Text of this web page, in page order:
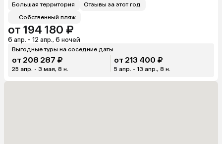
Большая территория
Отзывы за этот год
Собственный пляж
от 194 180 ₽
6 апр. - 12 апр., 6 ночей
Выгодные туры на соседние даты
от 208 287 ₽
25 апр. - 3 мая, 8 н.
от 213 400 ₽
5 апр. - 13 апр., 8 н.